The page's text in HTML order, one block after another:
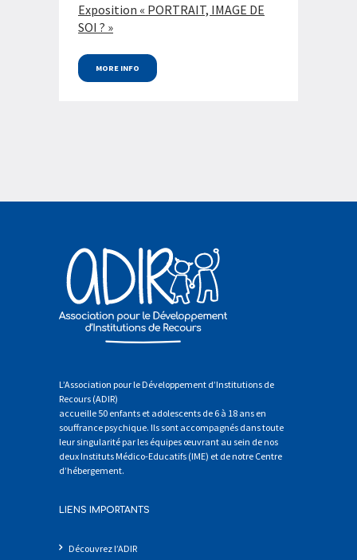
Exposition « PORTRAIT, IMAGE DE
SOI ? »
MORE INFO
L’Association pour le Développement d’Institutions de
Recours (ADIR)
accueille 50 enfants et adolescents de 6 à 18 ans en
souffrance psychique. Ils sont accompagnés dans toute
leur singularité par les équipes œuvrant au sein de nos
deux Instituts Médico-Educatifs (IME) et de notre Centre
d’hébergement.
LIENS IMPORTANTS
Découvrez l’ADIR